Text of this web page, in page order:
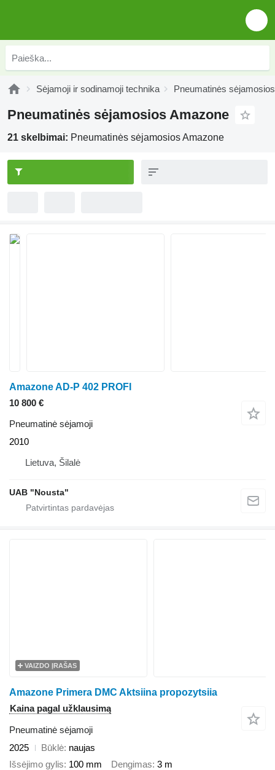
Sėjamoji ir sodinamoji technika Pneumatinės sėjamosios
Pneumatinės sėjamosios Amazone
21 skelbimai: Pneumatinės sėjamosios Amazone
Amazone AD-P 402 PROFI
10 800 €
Pneumatinė sėjamoji
2010
Lietuva, Šilalė
UAB "Nousta"
VAIZDO ĮRAŠAS
Amazone Primera DMC Aktsiina propozytsiia
Kaina pagal užklausimą
Pneumatinė sėjamoji
2025
Būklė naujas
Išsėjimo gylis 100 mm Dengimas 3 m